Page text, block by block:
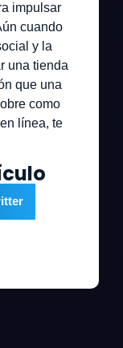
impulsar
cuando
y la
una tienda
que una
como
línea, te